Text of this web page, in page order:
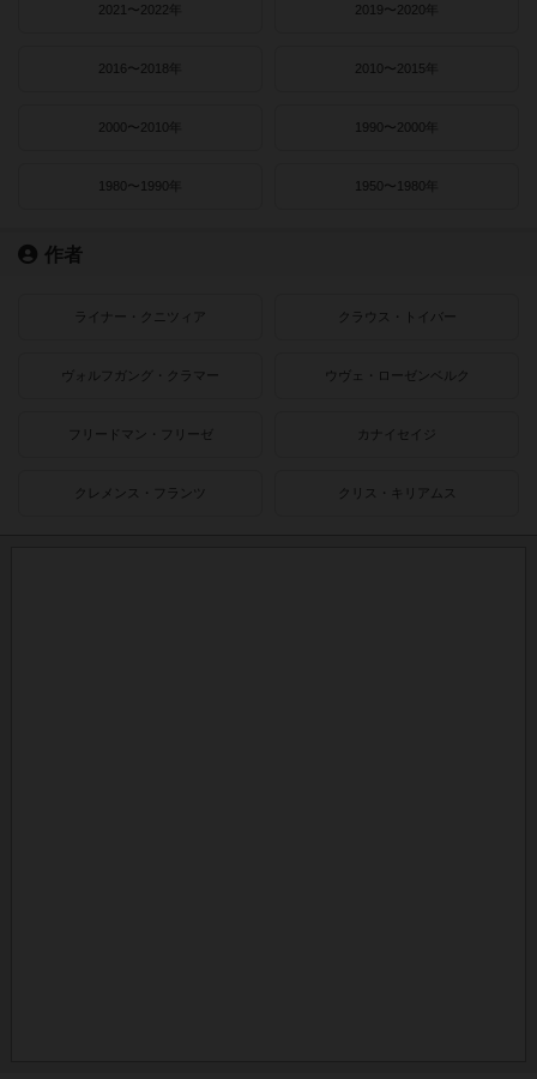
2021〜2022年 2019〜2020年
2016〜2018年 2010〜2015年
2000〜2010年 1990〜2000年
1980〜1990年 1950〜1980年
作者
ライナー・クニツィア クラウス・トイバー
ヴォルフガング・クラマー ウヴェ・ローゼンベルク
フリードマン・フリーゼ カナイセイジ
クレメンス・フランツ クリス・キリアムス